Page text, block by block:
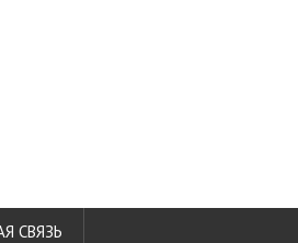
СВЯЗЬ